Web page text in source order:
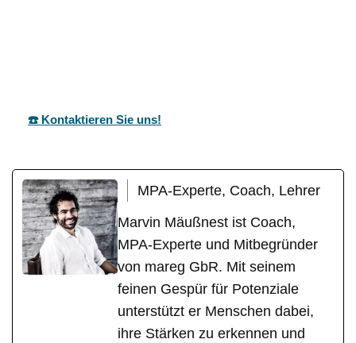
☎️ Kontaktieren Sie uns!
MPA-Experte, Coach, Lehrer
Marvin Mäußnest ist Coach,
MPA-Experte und Mitbegründer
von mareg GbR. Mit seinem
feinen Gespür für Potenziale
unterstützt er Menschen dabei,
ihre Stärken zu erkennen und